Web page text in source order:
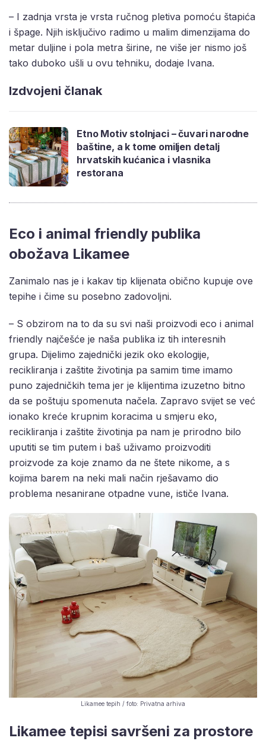
– I zadnja vrsta je vrsta ručnog pletiva pomoću štapića
i špage. Njih isključivo radimo u malim dimenzijama do
metar duljine i pola metra širine, ne više jer nismo još
tako duboko ušli u ovu tehniku, dodaje Ivana.
Izdvojeni članak
Etno Motiv stolnjaci – čuvari narodne
baštine, a k tome omiljen detalj
hrvatskih kućanica i vlasnika
restorana
Eco i animal friendly publika
obožava Likamee
Zanimalo nas je i kakav tip klijenata obično kupuje ove
tepihe i čime su posebno zadovoljni.
– S obzirom na to da su svi naši proizvodi eco i animal
friendly najčešće je naša publika iz tih interesnih
grupa. Dijelimo zajednički jezik oko ekologije,
recikliranja i zaštite životinja pa samim time imamo
puno zajedničkih tema jer je klijentima izuzetno bitno
da se poštuju spomenuta načela. Zapravo svijet se već
ionako kreće krupnim koracima u smjeru eko,
recikliranja i zaštite životinja pa nam je prirodno bilo
uputiti se tim putem i baš uživamo proizvoditi
proizvode za koje znamo da ne štete nikome, a s
kojima barem na neki mali način rješavamo dio
problema nesanirane otpadne vune, ističe Ivana.
Likamee tepih / foto: Privatna arhiva
Likamee tepisi savršeni za prostore